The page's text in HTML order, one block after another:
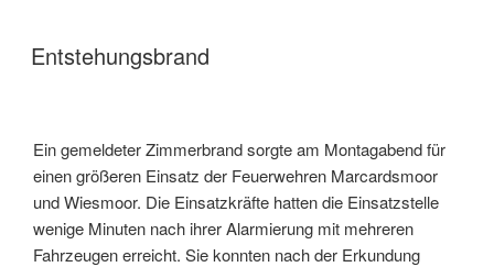
Entstehungsbrand
Ein gemeldeter Zimmerbrand sorgte am Montagabend für
einen größeren Einsatz der Feuerwehren Marcardsmoor
und Wiesmoor. Die Einsatzkräfte hatten die Einsatzstelle
wenige Minuten nach ihrer Alarmierung mit mehreren
Fahrzeugen erreicht. Sie konnten nach der Erkundung